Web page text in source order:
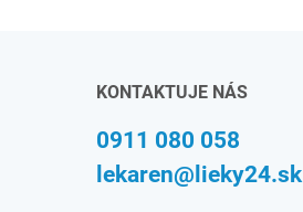
KONTAKTUJE NÁS
0911 080 058
lekaren@lieky24.sk